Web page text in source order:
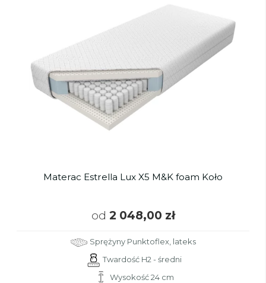
Materac Estrella Lux X5 M&K foam Koło
od 2 048,00 zł
Sprężyny Punktoflex, lateks
Twardość H2 - średni
Wysokość 24 cm